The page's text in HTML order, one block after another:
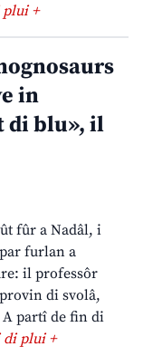
+
in
di blu», il
fûr a Nadâl, i
furlan a
il professôr
di svolâ,
partî de fin di
plui +